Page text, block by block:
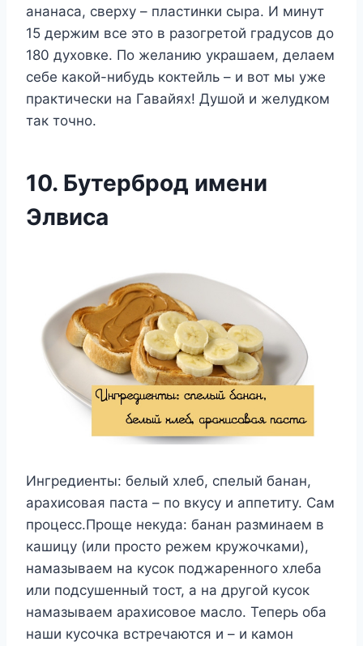
ананаса, сверху – пластинки сыра. И минут
15 держим все это в разогретой градусов до
180 духовке. По желанию украшаем, делаем
себе какой-нибудь коктейль – и вот мы уже
практически на Гавайях! Душой и желудком
так точно.
10. Бутерброд имени
Элвиса
Ингредиенты: белый хлеб, спелый банан,
арахисовая паста – по вкусу и аппетиту. Сам
процесс.Проще некуда: банан разминаем в
кашицу (или просто режем кружочками),
намазываем на кусок поджаренного хлеба
или подсушенный тост, а на другой кусок
намазываем арахисовое масло. Теперь оба
наши кусочка встречаются и – и камон